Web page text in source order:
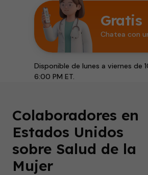
Gratis
Chatea con
Disponible de lunes a viernes de
6:00 PM ET.
Colaboradores en
Estados Unidos
sobre Salud de la
Mujer